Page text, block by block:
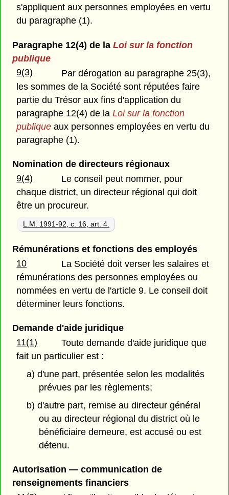
s'appliquent aux personnes employées en vertu
du paragraphe (1).
Paragraphe 12(4) de la Loi sur la fonction
publique
9(3)
Par dérogation au paragraphe 25(3),
les sommes de la Société sont réputées faire
partie du Trésor aux fins d'application du
paragraphe 12(4) de laLoi sur la fonction
publique aux personnes employées en vertu du
paragraphe (1).
Nomination de directeurs régionaux
9(4)
Le conseil peut nommer, pour
chaque district, un directeur régional qui doit
être un procureur.
L.M. 1991-92, c. 16, art. 4.
Rémunérations et fonctions des employés
10
La Société doit verser les salaires et
rémunérations des personnes employées ou
nommées en vertu de l'article 9. Le conseil doit
déterminer leurs fonctions.
Demande d'aide juridique
11(1)
Toute demande d'aide juridique que
fait un particulier est :
a) d'une part, présentée selon les modalités
prévues par les règlements;
b) d'autre part, remise au directeur général
ou au directeur régional du district où le
bénéficiaire demeure, est accusé ou est
détenu.
Autorisation — communication de
renseignements financiers